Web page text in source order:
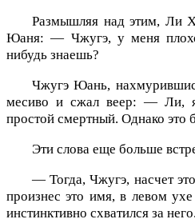
Размышляя над этим, Ли
Юаня: — Чжугэ, у меня
нибудь знаешь?
Чжугэ Юань,
месиво и сжал веер: — Ли,
простой смертный. Однако это
Эти слова еще больше
— Тогда, Чжугэ, насчет
произнес это имя, в левом
инстинктивно схватился за него.